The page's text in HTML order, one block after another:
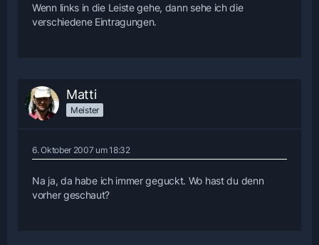
Wenn links in die Leiste gehe, dann sehe ich die
verschiedene Eintragungen.
Matti
Meister
6. Oktober 2007 um 18:32
Na ja, da habe ich immer geguckt. Wo hast du denn
vorher geschaut?